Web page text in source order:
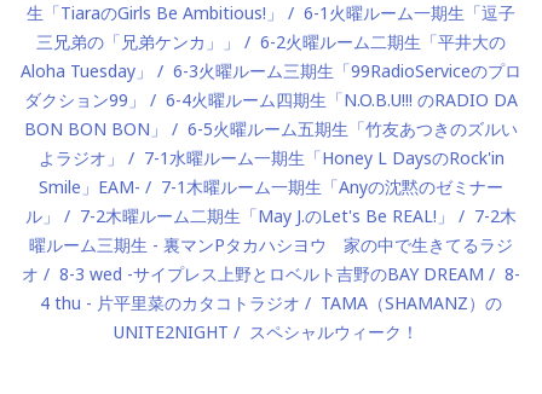
生「TiaraのGirls Be Ambitious!」
6-1火曜ルーム一期生「逗子
三兄弟の「兄弟ケンカ」」
6-2火曜ルーム二期生「平井大の
Aloha Tuesday」
6-3火曜ルーム三期生「99RadioServiceのプロ
ダクション99」
6-4火曜ルーム四期生「N.O.B.U!!! のRADIO DA
BON BON BON」
6-5火曜ルーム五期生「竹友あつきのズルい
よラジオ」
7-1水曜ルーム一期生「Honey L DaysのRock'in
Smile」EAM-
7-1木曜ルーム一期生「Anyの沈黙のゼミナー
ル」
7-2木曜ルーム二期生「May J.のLet's Be REAL!」
7-2木
曜ルーム三期生 - 裏マンPタカハシヨウ 家の中で生きてるラジ
オ
8-3 wed -サイプレス上野とロベルト吉野のBAY DREAM
8-
4 thu - 片平里菜のカタコトラジオ
TAMA（SHAMANZ）の
UNITE2NIGHT
スペシャルウィーク！